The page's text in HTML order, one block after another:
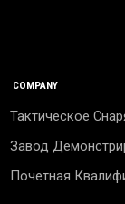
COMPANY
Тактическое
Завод
Почетная